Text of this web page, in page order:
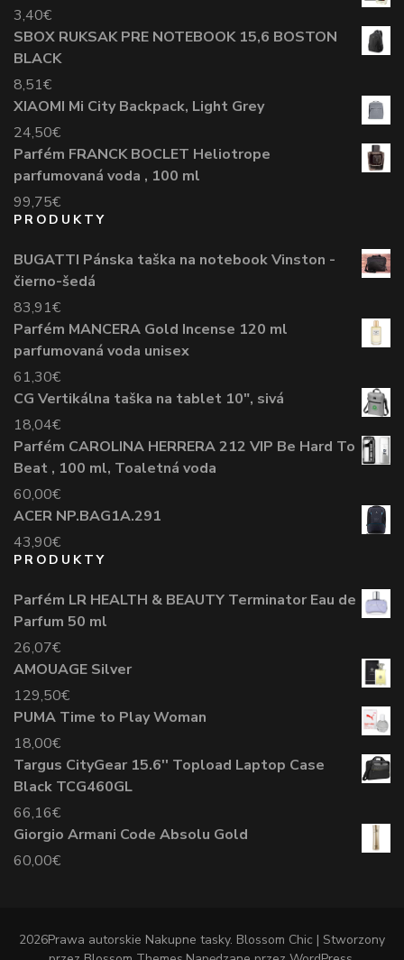
3,40€
SBOX RUKSAK PRE NOTEBOOK 15,6 BOSTON
BLACK
8,51€
XIAOMI Mi City Backpack, Light Grey
24,50€
Parfém FRANCK BOCLET Heliotrope
parfumovaná voda , 100 ml
99,75€
PRODUKTY
BUGATTI Pánska taška na notebook Vinston -
čierno-šedá
83,91€
Parfém MANCERA Gold Incense 120 ml
parfumovaná voda unisex
61,30€
CG Vertikálna taška na tablet 10", sivá
18,04€
Parfém CAROLINA HERRERA 212 VIP Be Hard To
Beat , 100 ml, Toaletná voda
60,00€
ACER NP.BAG1A.291
43,90€
PRODUKTY
Parfém LR HEALTH & BEAUTY Terminator Eau de
Parfum 50 ml
26,07€
AMOUAGE Silver
129,50€
PUMA Time to Play Woman
18,00€
Targus CityGear 15.6'' Topload Laptop Case
Black TCG460GL
66,16€
Giorgio Armani Code Absolu Gold
60,00€
2026Prawa autorskie Nakupne tasky. Blossom Chic | Stworzony